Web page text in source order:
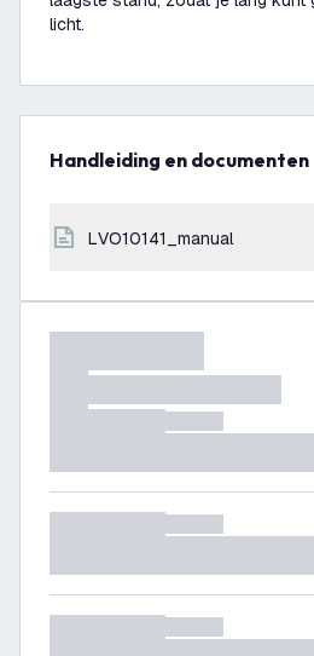
licht.
Handleiding en documenten
LVO10141_manual